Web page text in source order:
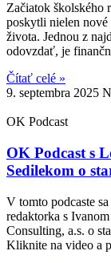
Začiatok školského
poskytli nielen nové
života. Jednou z
odovzdať, je
Čítať celé »
9. septembra 2025
OK Podcast
OK Podcast s
Sedilekom o
V tomto podcaste
redaktorka s
Consulting, a.s. o
Kliknite na video a